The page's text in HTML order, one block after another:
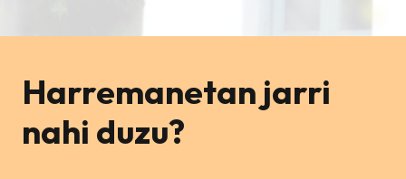
Harremanetan jarri
nahi duzu?